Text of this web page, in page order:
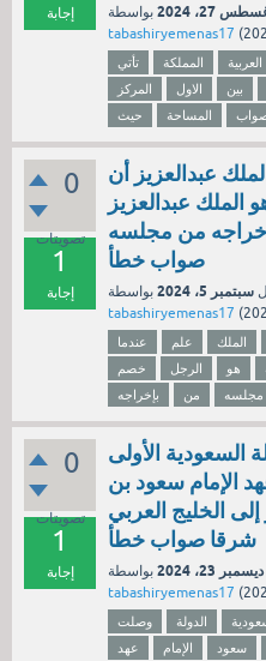
إجابة 27، 2024
بواسطة
tabashiryemenas17 (
تأتي المملكة العربية
المركز
الاول بين
حيث
المساحة
0
تصويتات
1
إجابة
عبدالعزيز أن
عبدالعزيز
من مجلسه
صواب خطأ
سبتمبر 5، 2024
بواسطة
tabashiryemenas17 (
عندما علم الملك
خصم
الرجل هو
بإخراجه
من مجلسه
0
تصويتات
1
إجابة
السعودية الأولى
الإمام سعود بن
إلى الخليج العربي
شرقا صواب خطأ
ديسمبر 23، 2024
بواسطة
tabashiryemenas17 (
وصلت الدولة
عهد
الإمام سعود